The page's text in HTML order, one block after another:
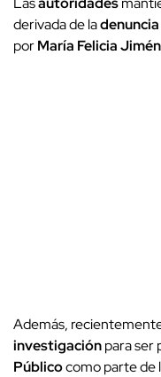
derivada de ladenuncia
porMaría Felicia
Además,
investigaciónpara ser
Públicocomo parte de